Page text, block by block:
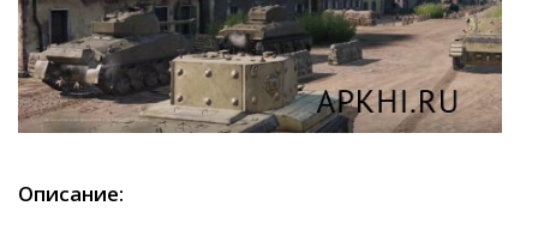
Описание: